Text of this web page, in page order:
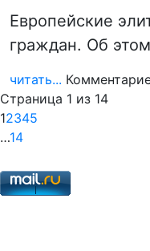
Европейские
граждан. Об
читать...
Страница 1 из 14
12345
…14